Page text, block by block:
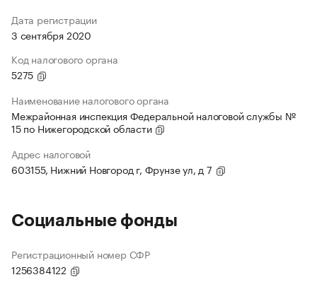
Дата регистрации
3 сентября 2020
Код налогового органа
5275
Наименование налогового органа
Межрайонная инспекция Федеральной налоговой службы №
15 по Нижегородской области
Адрес налоговой
603155, Нижний Новгород г, Фрунзе ул, д 7
Социальные фонды
Регистрационный номер СФР
1256384122